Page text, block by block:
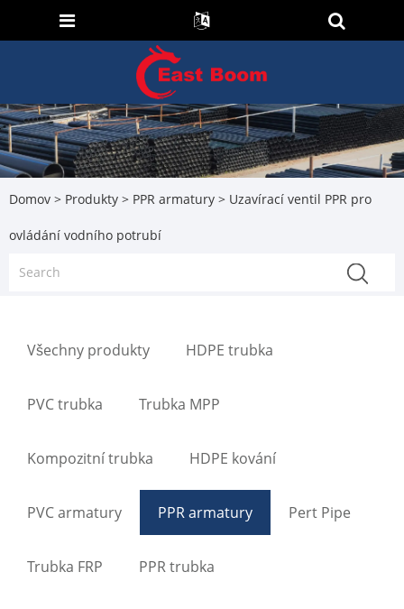
Domov > Produkty > PPR armatury > Uzavírací ventil PPR pro
ovládání vodního potrubí
Všechny produkty HDPE trubka
PVC trubka Trubka MPP
Kompozitní trubka HDPE kování
PVC armatury PPR armatury Pert Pipe
Trubka FRP PPR trubka